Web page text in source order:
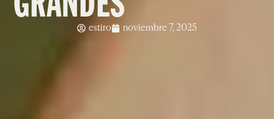
estiro noviembre 7, 2025